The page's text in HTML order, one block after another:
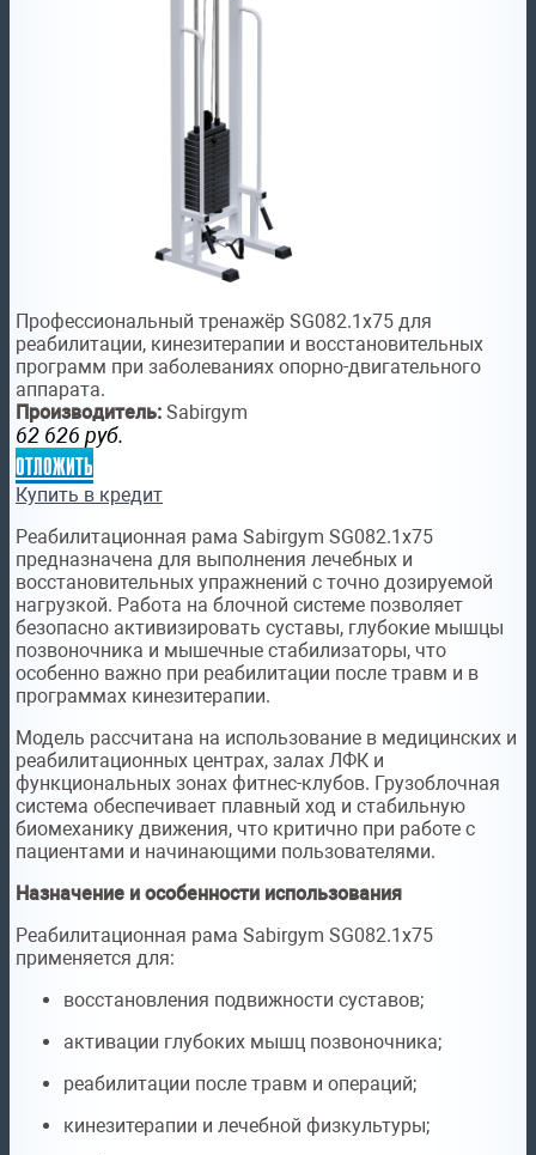
Профессиональный тренажёр SG082.1х75 для
реабилитации, кинезитерапии и восстановительных
программ при заболеваниях опорно-двигательного
аппарата.
Производитель: Sabirgym
62 626 руб.
отложить
Купить в кредит
Реабилитационная рама Sabirgym SG082.1х75
предназначена для выполнения лечебных и
восстановительных упражнений с точно дозируемой
нагрузкой. Работа на блочной системе позволяет
безопасно активизировать суставы, глубокие мышцы
позвоночника и мышечные стабилизаторы, что
особенно важно при реабилитации после травм и в
программах кинезитерапии.
Модель рассчитана на использование в медицинских и
реабилитационных центрах, залах ЛФК и
функциональных зонах фитнес-клубов. Грузоблочная
система обеспечивает плавный ход и стабильную
биомеханику движения, что критично при работе с
пациентами и начинающими пользователями.
Назначение и особенности использования
Реабилитационная рама Sabirgym SG082.1х75
применяется для:
восстановления подвижности суставов;
активации глубоких мышц позвоночника;
реабилитации после травм и операций;
кинезитерапии и лечебной физкультуры;